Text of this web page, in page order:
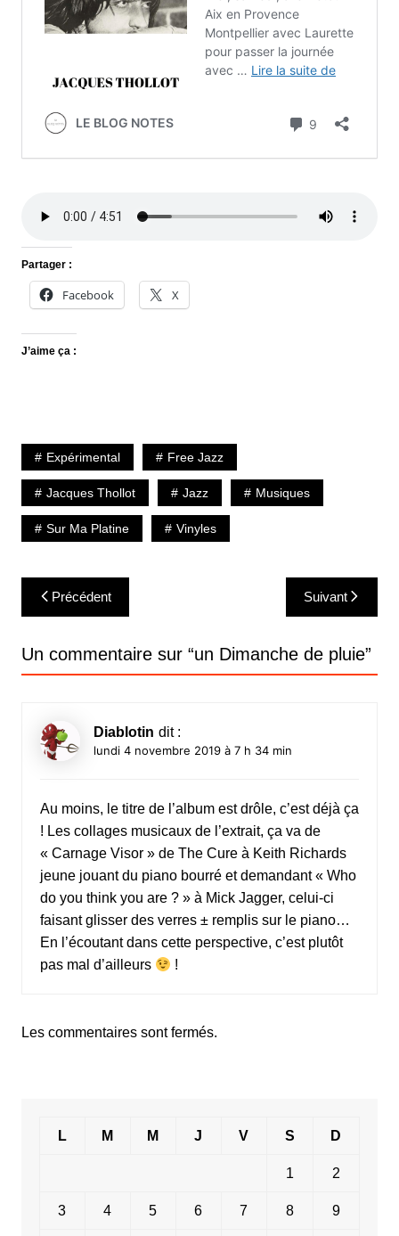
Partager :
Facebook X
J’aime ça :
Expérimental Free Jazz
Jacques Thollot Jazz Musiques
Sur Ma Platine Vinyles
Navigation
de
l’article
Précédent Suivant
Un commentaire sur “un Dimanche de pluie”
Diablotin dit :
lundi 4 novembre 2019 à 7 h 34 min
Au moins, le titre de l’album est drôle, c’est déjà ça
! Les collages musicaux de l’extrait, ça va de
« Carnage Visor » de The Cure à Keith Richards
jeune jouant du piano bourré et demandant « Who
do you think you are ? » à Mick Jagger, celui-ci
faisant glisser des verres ± remplis sur le piano…
En l’écoutant dans cette perspective, c’est plutôt
pas mal d’ailleurs
!
Les commentaires sont fermés.
L M M J V S D
1 2
3 4 5 6 7 8 9